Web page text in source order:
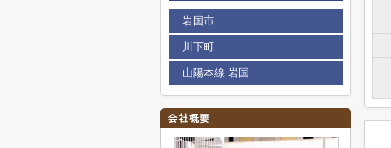
岩国市
川下町
山陽本線 岩国